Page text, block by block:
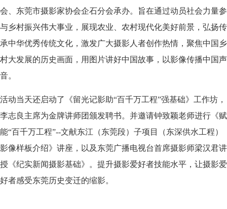
会、东莞市摄影家协会企石分会承办。旨在通过动员社会力量参
与乡村振兴伟大事业，展现农业、农村现代化美好前景，弘扬传
承中华优秀传统文化，激发广大摄影人者创作热情，聚焦中国乡
村大发展的历史画面，用图片讲好中国故事，以影像传播中国声
音。
活动当天还启动了《留光记影助“百千万工程”强基础》工作坊，
李志良主席为金牌讲师团颁发聘书。并邀请钟致颖老师进行《赋
能“百千万工程”--文献东江（东莞段）子项目（东深供水工程）
影像样板介绍》讲座，以及东莞广播电视台首席摄影师梁汉君讲
授《纪实新闻摄影基础》。提升摄影爱好者技能水平，让摄影爱
好者感受东莞历史变迁的缩影。